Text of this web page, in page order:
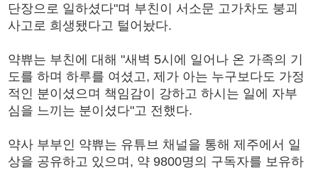
단장으로 일하셨다"며 부친이 서소문 고가차도 붕괴
사고로 희생됐다고 털어놨다.
약쀼는 부친에 대해 "새벽 5시에 일어나 온 가족의 기
도를 하며 하루를 여셨고, 제가 아는 누구보다도 가정
적인 분이셨으며 책임감이 강하고 하시는 일에 자부
심을 느끼는 분이셨다"고 전했다.
약사 부부인 약쀼는 유튜브 채널을 통해 제주에서 일
상을 공유하고 있으며, 약 9800명의 구독자를 보유하